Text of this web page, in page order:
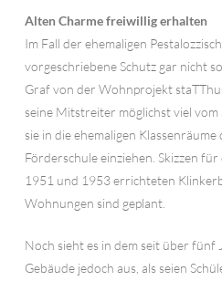
Alten Charme freiwillig erhalten
Im Fall der ehemaligen
vorgeschriebene Schutz gar nicht
Graf von der Wohnprojekt
seine Mitstreiter möglichst viel
sie in die ehemaligen
Förderschule einziehen. Skizzen
1951 und 1953 errichteten
Wohnungen sind geplant.
Noch sieht es in dem seit über fünf
Gebäude jedoch aus, als seien